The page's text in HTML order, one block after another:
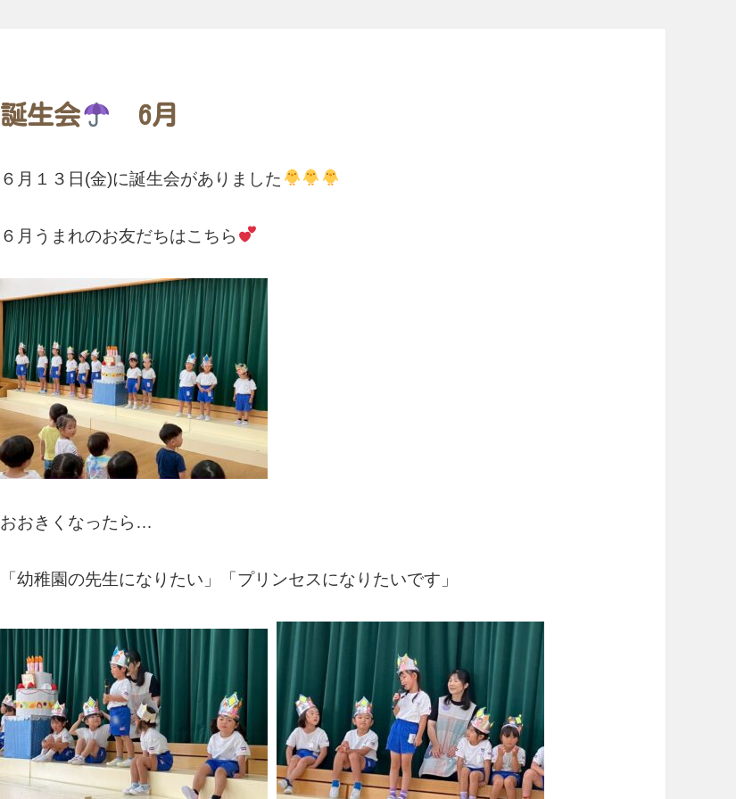
誕生会 6月
６月１３日(金)に誕生会がありました
６月うまれのお友だちはこちら
おおきくなったら…
「幼稚園の先生になりたい」「プリンセスになりたいです」